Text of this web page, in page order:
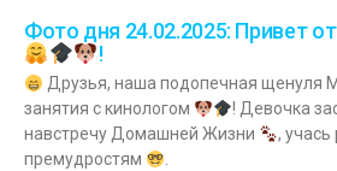
Фото дня 24.02.2025: Привет
!
Друзья, наша подопечная щенуля
занятия с кинологом
! Девочка
навстречу Домашней Жизни
,
премудростям